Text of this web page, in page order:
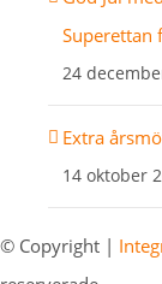
24
Extra
14 oktober
© Copyright |